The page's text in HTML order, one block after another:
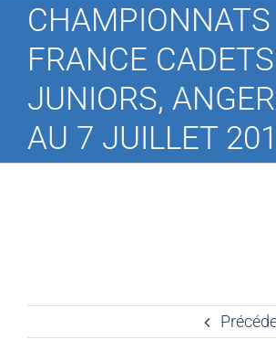
CHAMPIONNATS
FRANCE
JUNIORS,
AU 7 JUILLET